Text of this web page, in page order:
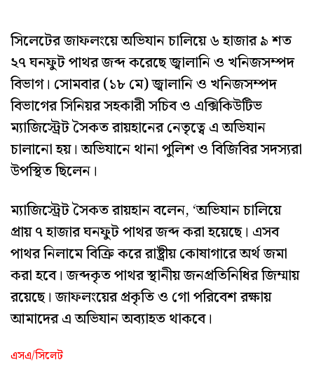
সিলেটের জাফলংয়ে অভিযান চালিয়ে ৬ হাজার ৯ শত
২৭ ঘনফুট পাথর জব্দ করেছে জ্বালানি ও খনিজসম্পদ
বিভাগ। সোমবার (১৮ মে) জ্বালানি ও খনিজসম্পদ
বিভাগের সিনিয়র সহকারী সচিব ও এক্সিকিউটিভ
ম্যাজিস্ট্রেট সৈকত রায়হানের নেতৃত্বে এ অভিযান
চালানো হয়। অভিযানে থানা পুলিশ ও বিজিবির সদস্যরা
উপস্থিত ছিলেন।
ম্যাজিস্ট্রেট সৈকত রায়হান বলেন, ‘অভিযান চালিয়ে
প্রায় ৭ হাজার ঘনফুট পাথর জব্দ করা হয়েছে। এসব
পাথর নিলামে বিক্রি করে রাষ্ট্রীয় কোষাগারে অর্থ জমা
করা হবে। জব্দকৃত পাথর স্থানীয় জনপ্রতিনিধির জিম্মায়
রয়েছে। জাফলংয়ের প্রকৃতি ও গো পরিবেশ রক্ষায়
আমাদের এ অভিযান অব্যাহত থাকবে।
এসএ/সিলেট